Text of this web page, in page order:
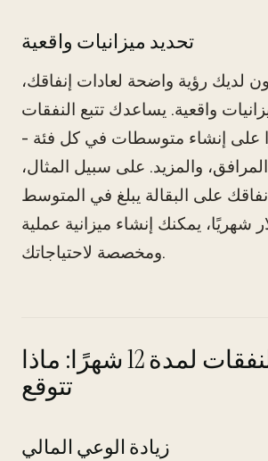
تحديد ميزانيات واقعية
لديك رؤية واضحة لعادات إنفاقك،
واقعية. يساعدك تتبع النفقات
شهرًا على إنشاء متوسطات في كل فئة -
المرافق، والمزيد. على سبيل المثال،
على البقالة يبلغ في المتوسط
شهريًا، يمكنك إنشاء ميزانية عملية
ومخصصة لاحتياجاتك.
نتائج تتبع النفقات لمدة 12 شهرًا: ماذا
تتوقع
زيادة الوعي المالي